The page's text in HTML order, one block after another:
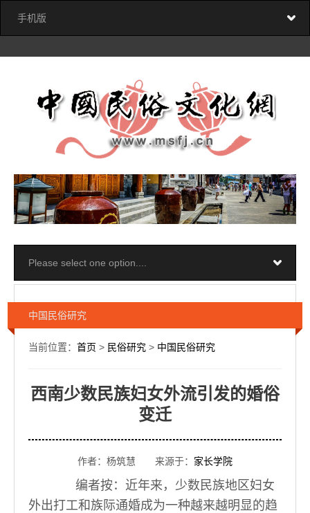
中国民俗研究
当前位置： 首页 > 民俗研究 > 中国民俗研究
西南少数民族妇女外流引发的婚俗
变迁
作者：杨筑慧 来源于： 家长学院
编者按：近年来，少数民族地区妇女
外出打工和族际通婚成为一种越来越明显的趋